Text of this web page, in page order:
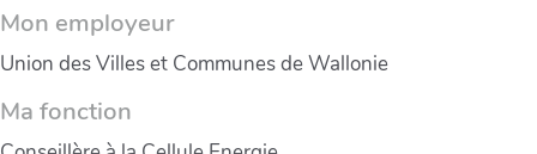
Mon employeur
Union des Villes et Communes de Wallonie
Ma fonction